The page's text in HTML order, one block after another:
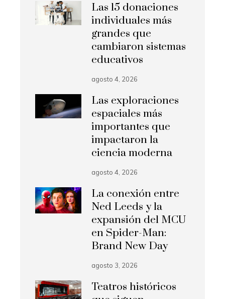
Las 15 donaciones
individuales más
grandes que
cambiaron sistemas
educativos
agosto 4, 2026
Las exploraciones
espaciales más
importantes que
impactaron la
ciencia moderna
agosto 4, 2026
La conexión entre
Ned Leeds y la
expansión del MCU
en Spider-Man:
Brand New Day
agosto 3, 2026
Teatros históricos